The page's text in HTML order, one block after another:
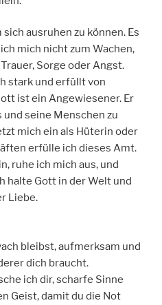
ausruhen zu können. Es
mich nicht zum Wachen,
Sorge oder Angst.
stark und erfüllt von
ist ein Angewiesener. Er
und seine Menschen zu
mich ein als Hüterin oder
erfülle ich dieses Amt.
ruhe ich mich aus, und
halte Gott in der Welt und
Liebe.
bleibst, aufmerksam und
dich braucht.
ich dir, scharfe Sinne
Geist, damit du die Not